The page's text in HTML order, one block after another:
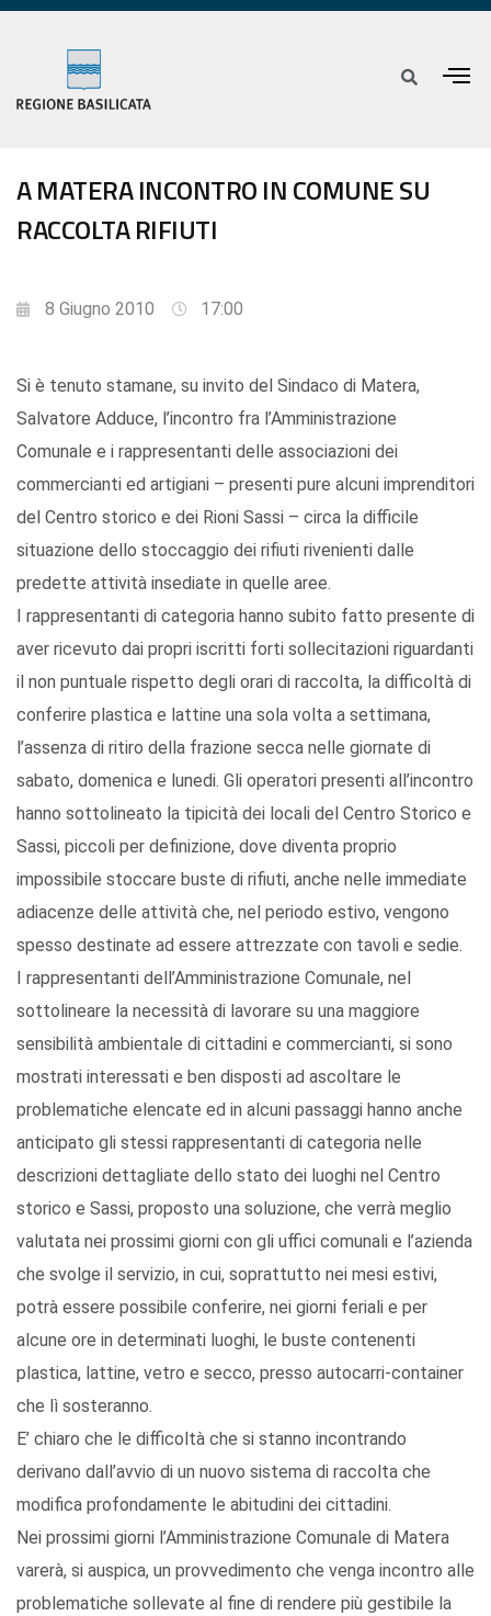
A MATERA INCONTRO IN COMUNE SU
RACCOLTA RIFIUTI
8 Giugno 2010 17:00
Si è tenuto stamane, su invito del Sindaco di Matera,
Salvatore Adduce, l’incontro fra l’Amministrazione
Comunale e i rappresentanti delle associazioni dei
commercianti ed artigiani – presenti pure alcuni imprenditori
del Centro storico e dei Rioni Sassi – circa la difficile
situazione dello stoccaggio dei rifiuti rivenienti dalle
predette attività insediate in quelle aree.
I rappresentanti di categoria hanno subito fatto presente di
aver ricevuto dai propri iscritti forti sollecitazioni riguardanti
il non puntuale rispetto degli orari di raccolta, la difficoltà di
conferire plastica e lattine una sola volta a settimana,
l’assenza di ritiro della frazione secca nelle giornate di
sabato, domenica e lunedi. Gli operatori presenti all’incontro
hanno sottolineato la tipicità dei locali del Centro Storico e
Sassi, piccoli per definizione, dove diventa proprio
impossibile stoccare buste di rifiuti, anche nelle immediate
adiacenze delle attività che, nel periodo estivo, vengono
spesso destinate ad essere attrezzate con tavoli e sedie.
I rappresentanti dell’Amministrazione Comunale, nel
sottolineare la necessità di lavorare su una maggiore
sensibilità ambientale di cittadini e commercianti, si sono
mostrati interessati e ben disposti ad ascoltare le
problematiche elencate ed in alcuni passaggi hanno anche
anticipato gli stessi rappresentanti di categoria nelle
descrizioni dettagliate dello stato dei luoghi nel Centro
storico e Sassi, proposto una soluzione, che verrà meglio
valutata nei prossimi giorni con gli uffici comunali e l’azienda
che svolge il servizio, in cui, soprattutto nei mesi estivi,
potrà essere possibile conferire, nei giorni feriali e per
alcune ore in determinati luoghi, le buste contenenti
plastica, lattine, vetro e secco, presso autocarri-container
che lì sosteranno.
E’ chiaro che le difficoltà che si stanno incontrando
derivano dall’avvio di un nuovo sistema di raccolta che
modifica profondamente le abitudini dei cittadini.
Nei prossimi giorni l’Amministrazione Comunale di Matera
varerà, si auspica, un provvedimento che venga incontro alle
problematiche sollevate al fine di rendere più gestibile la